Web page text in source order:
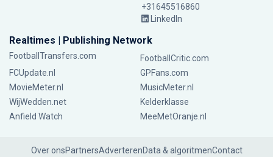
+31645516860
LinkedIn
Realtimes | Publishing Network
FootballTransfers.com
FootballCritic.com
FCUpdate.nl
GPFans.com
MovieMeter.nl
MusicMeter.nl
WijWedden.net
Kelderklasse
Anfield Watch
MeeMetOranje.nl
Over onsPartnersAdverterenData & algoritmenContact